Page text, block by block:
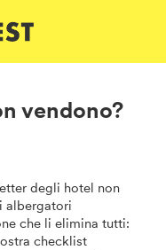
vendono?
degli hotel non
albergatori
che li elimina tutti:
checklist